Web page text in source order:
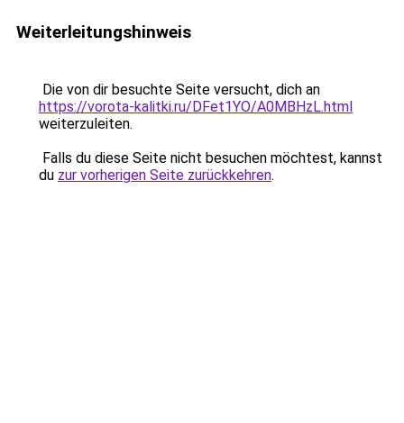
Weiterleitungshinweis
Die von dir besuchte Seite versucht, dich an
https://vorota-kalitki.ru/DFet1YO/A0MBHzL.html
weiterzuleiten.
Falls du diese Seite nicht besuchen möchtest, kannst
du zur vorherigen Seite zurückkehren.